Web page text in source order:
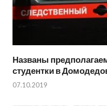
Названы
студентки в
07.10.2019